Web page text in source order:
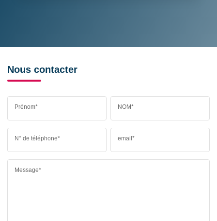
Nous contacter
Prénom* NOM*
N° de téléphone* email*
Message*